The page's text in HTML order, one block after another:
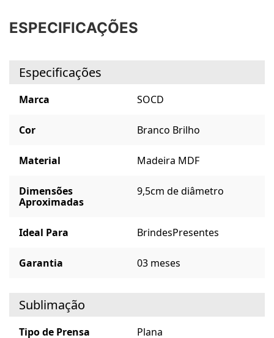
ESPECIFICAÇÕES
Especificações
Marca SOCD
Cor Branco Brilho
Material Madeira MDF
Dimensões
Aproximadas
9,5cm de diâmetro
Ideal Para BrindesPresentes
Garantia 03 meses
Sublimação
Tipo de Prensa Plana